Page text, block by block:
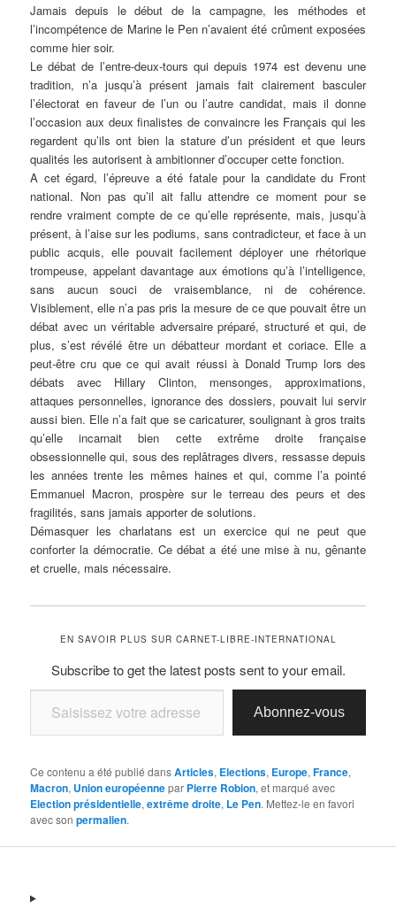
Jamais depuis le début de la campagne, les méthodes et
l’incompétence de Marine le Pen n’avaient été crûment exposées
comme hier soir.
Le débat de l’entre-deux-tours qui depuis 1974 est devenu une
tradition, n’a jusqu’à présent jamais fait clairement basculer
l’électorat en faveur de l’un ou l’autre candidat, mais il donne
l’occasion aux deux finalistes de convaincre les Français qui les
regardent qu’ils ont bien la stature d’un président et que leurs
qualités les autorisent à ambitionner d’occuper cette fonction.
A cet égard, l’épreuve a été fatale pour la candidate du Front
national. Non pas qu’il ait fallu attendre ce moment pour se
rendre vraiment compte de ce qu’elle représente, mais, jusqu’à
présent, à l’aise sur les podiums, sans contradicteur, et face à un
public acquis, elle pouvait facilement déployer une rhétorique
trompeuse, appelant davantage aux émotions qu’à l’intelligence,
sans aucun souci de vraisemblance, ni de cohérence.
Visiblement, elle n’a pas pris la mesure de ce que pouvait être un
débat avec un véritable adversaire préparé, structuré et qui, de
plus, s’est révélé être un débatteur mordant et coriace. Elle a
peut-être cru que ce qui avait réussi à Donald Trump lors des
débats avec Hillary Clinton, mensonges, approximations,
attaques personnelles, ignorance des dossiers, pouvait lui servir
aussi bien. Elle n’a fait que se caricaturer, soulignant à gros traits
qu’elle incarnait bien cette extrême droite française
obsessionnelle qui, sous des replâtrages divers, ressasse depuis
les années trente les mêmes haines et qui, comme l’a pointé
Emmanuel Macron, prospère sur le terreau des peurs et des
fragilités, sans jamais apporter de solutions.
Démasquer les charlatans est un exercice qui ne peut que
conforter la démocratie. Ce débat a été une mise à nu, gênante
et cruelle, mais nécessaire.
EN SAVOIR PLUS SUR CARNET-LIBRE-INTERNATIONAL
Subscribe to get the latest posts sent to your email.
Saisissez votre adresse e-mail…
Abonnez-vous
Ce contenu a été publié dansArticles, Elections, Europe,France,
Macron, Union européennepar Pierre Robion, et marqué avec
Election présidentielle,extrême droite, Le Pen. Mettez-le en favori
avec sonpermalien.